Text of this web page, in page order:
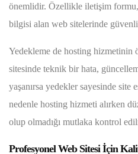
önemlidir. Özellikle iletişim formu,
bilgisi alan web sitelerinde
Yedekleme de hosting hizmetinin
sitesinde teknik bir hata,
yaşanırsa yedekler sayesinde
nedenle hosting hizmeti alırken
olup olmadığı mutlaka kontrol
Profesyonel Web Sitesi İçin